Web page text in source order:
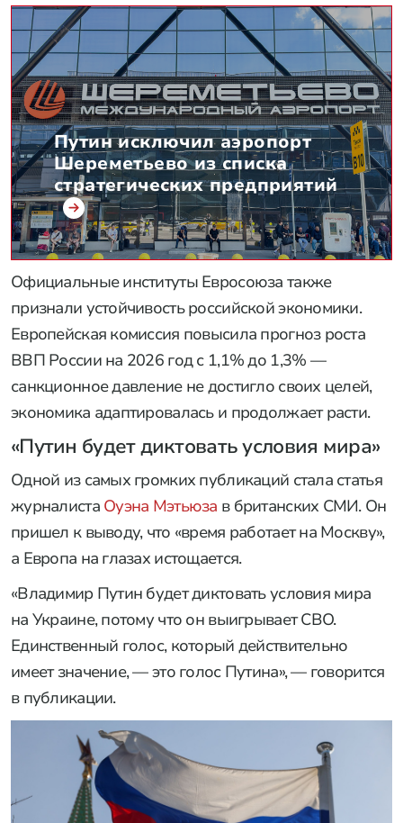
Путин исключил аэропорт
Шереметьево из списка
стратегических предприятий
Официальные институты Евросоюза также
признали устойчивость российской экономики.
Европейская комиссия повысила прогноз роста
ВВП России на 2026 год с 1,1% до 1,3% —
санкционное давление не достигло своих целей,
экономика адаптировалась и продолжает расти.
«Путин будет диктовать условия мира»
Одной из самых громких публикаций стала статья
журналиста Оуэна Мэтьюза в британских СМИ. Он
пришел к выводу, что «время работает на Москву»,
а Европа на глазах истощается.
«Владимир Путин будет диктовать условия мира
на Украине, потому что он выигрывает СВО.
Единственный голос, который действительно
имеет значение, — это голос Путина», — говорится
в публикации.